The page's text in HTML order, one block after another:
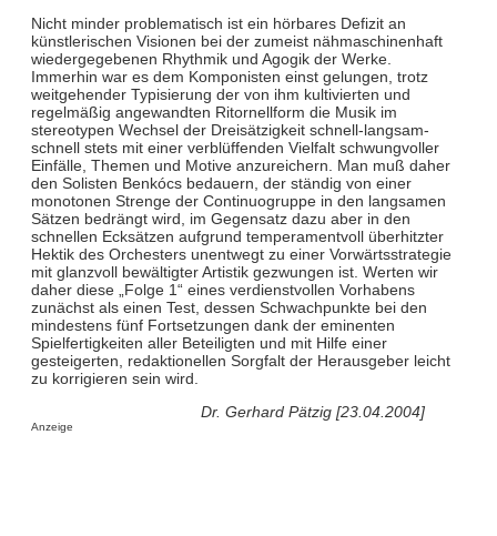
Nicht minder problematisch ist ein hörbares Defizit an
künstlerischen Visionen bei der zumeist nähmaschinenhaft
wiedergegebenen Rhythmik und Agogik der Werke.
Immerhin war es dem Komponisten einst gelungen, trotz
weitgehender Typisierung der von ihm kultivierten und
regelmäßig angewandten Ritornellform die Musik im
stereotypen Wechsel der Dreisätzigkeit schnell-langsam-
schnell stets mit einer verblüffenden Vielfalt schwungvoller
Einfälle, Themen und Motive anzureichern. Man muß daher
den Solisten Benkócs bedauern, der ständig von einer
monotonen Strenge der Continuogruppe in den langsamen
Sätzen bedrängt wird, im Gegensatz dazu aber in den
schnellen Ecksätzen aufgrund temperamentvoll überhitzter
Hektik des Orchesters unentwegt zu einer Vorwärtsstrategie
mit glanzvoll bewältigter Artistik gezwungen ist. Werten wir
daher diese „Folge 1“ eines verdienstvollen Vorhabens
zunächst als einen Test, dessen Schwachpunkte bei den
mindestens fünf Fortsetzungen dank der eminenten
Spielfertigkeiten aller Beteiligten und mit Hilfe einer
gesteigerten, redaktionellen Sorgfalt der Herausgeber leicht
zu korrigieren sein wird.
Dr. Gerhard Pätzig [23.04.2004]
Anzeige